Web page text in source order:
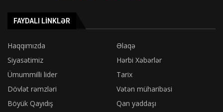
FAYDALI LINKLƏR
Haqqımızda
Əlaqə
Siyasətimiz
Hərbi Xəbərlər
Ümummilli lider
Tarix
Dövlət rəmzləri
Vətən müharibəsi
Böyük Qayıdış
Qan yaddaşı